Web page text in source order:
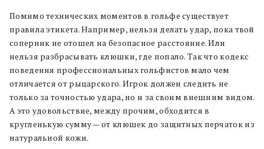
Помимо технических моментов в гольфе существует
правила этикета. Например, нельзя делать удар, пока твой
соперник не отошел на безопасное расстояние. Или
нельзя разбрасывать клюшки, где попало. Так что кодекс
поведения профессиональных гольфистов мало чем
отличается от рыцарского. Игрок должен следить не
только за точностью удара, но и за своим внешним видом.
А это удовольствие, между прочим, обходится в
кругленькую сумму — от клюшек до защитных перчаток из
натуральной кожи.